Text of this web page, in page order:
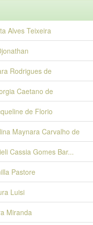
Alves Teixeira
Rodrigues de
Caetano de
de Florio
Maynara Carvalho de
Cassia Gomes Bar...
Pastore
Luisi
Miranda